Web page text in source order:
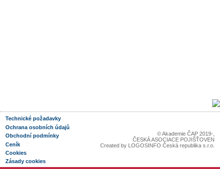
Technické požadavky
Ochrana osobních údajů
Obchodní podmínky
Ceník
Cookies
Zásady cookies
© Akademie ČAP 2019-
ČESKÁ ASOCIACE POJIŠŤOVEN
Created by LOGOSINFO Česká republika s.r.o.